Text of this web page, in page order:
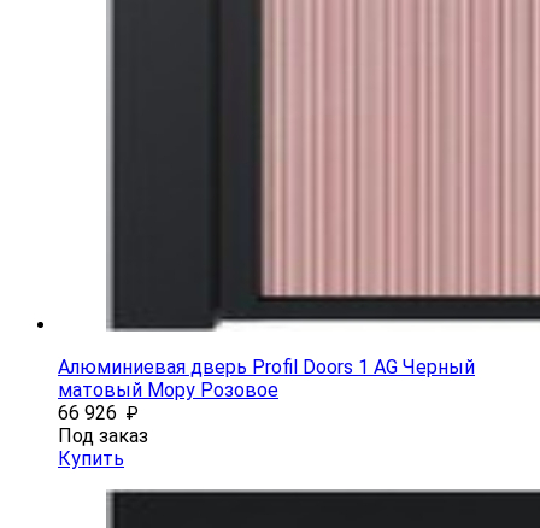
Алюминиевая дверь Profil Doors 1 AG Черный
матовый Мору Розовое
66 926 ₽
Под заказ
Купить